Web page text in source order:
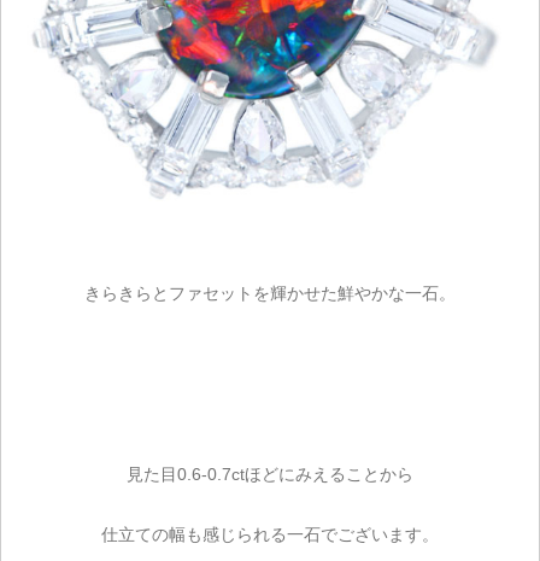
きらきらとファセットを輝かせた鮮やかな一石。
見た目0.6-0.7ctほどにみえることから
仕立ての幅も感じられる一石でございます。